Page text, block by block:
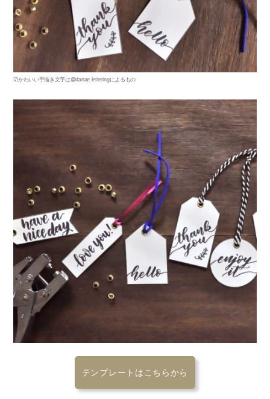
☑かわいい手描き文字は@danae.letteringによるもの
テンプレートはこちらから